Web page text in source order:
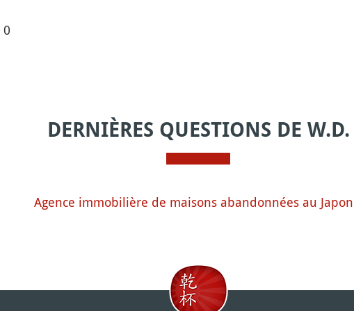
0
DERNIÈRES QUESTIONS DE W.D.
Agence immobilière de maisons abandonnées au